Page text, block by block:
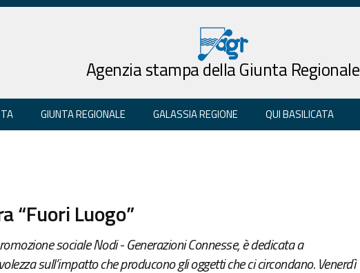
Agenzia stampa della Giunta Regionale
GIUNTA REGIONALE GALASSIA REGIONE QUI BASILICATA
“Fuori Luogo”
sociale Nodi - Generazioni Connesse, è dedicata a
sull’impatto che producono gli oggetti che ci circondano. Venerdì